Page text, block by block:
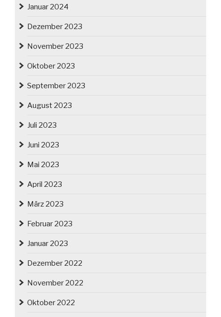
Januar 2024
Dezember 2023
November 2023
Oktober 2023
September 2023
August 2023
Juli 2023
Juni 2023
Mai 2023
April 2023
März 2023
Februar 2023
Januar 2023
Dezember 2022
November 2022
Oktober 2022